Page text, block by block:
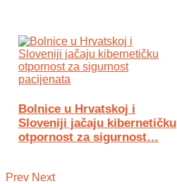
Bolnice u Hrvatskoj i
Sloveniji jačaju kibernetičku
otpornost za sigurnost…
Prev Next